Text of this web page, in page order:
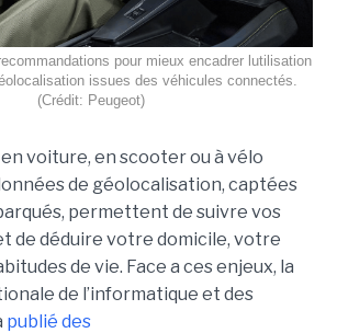
pour mieux encadrer lutilisation
issues des véhicules connectés.
(Crédit: Peugeot)
voiture, en scooter ou à vélo
de géolocalisation, captées
permettent de suivre vos
de déduire votre domicile, votre
de vie. Face a ces enjeux, la
de l’informatique et des
publié des